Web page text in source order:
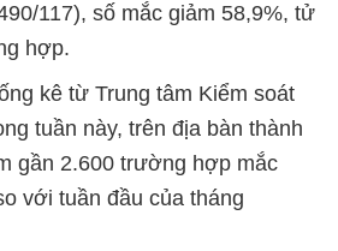
117), số mắc giảm 58,9%, tử
hợp.
kê từ Trung tâm Kiểm soát
tuần này, trên địa bàn thành
gần 2.600 trường hợp mắc
với tuần đầu của tháng